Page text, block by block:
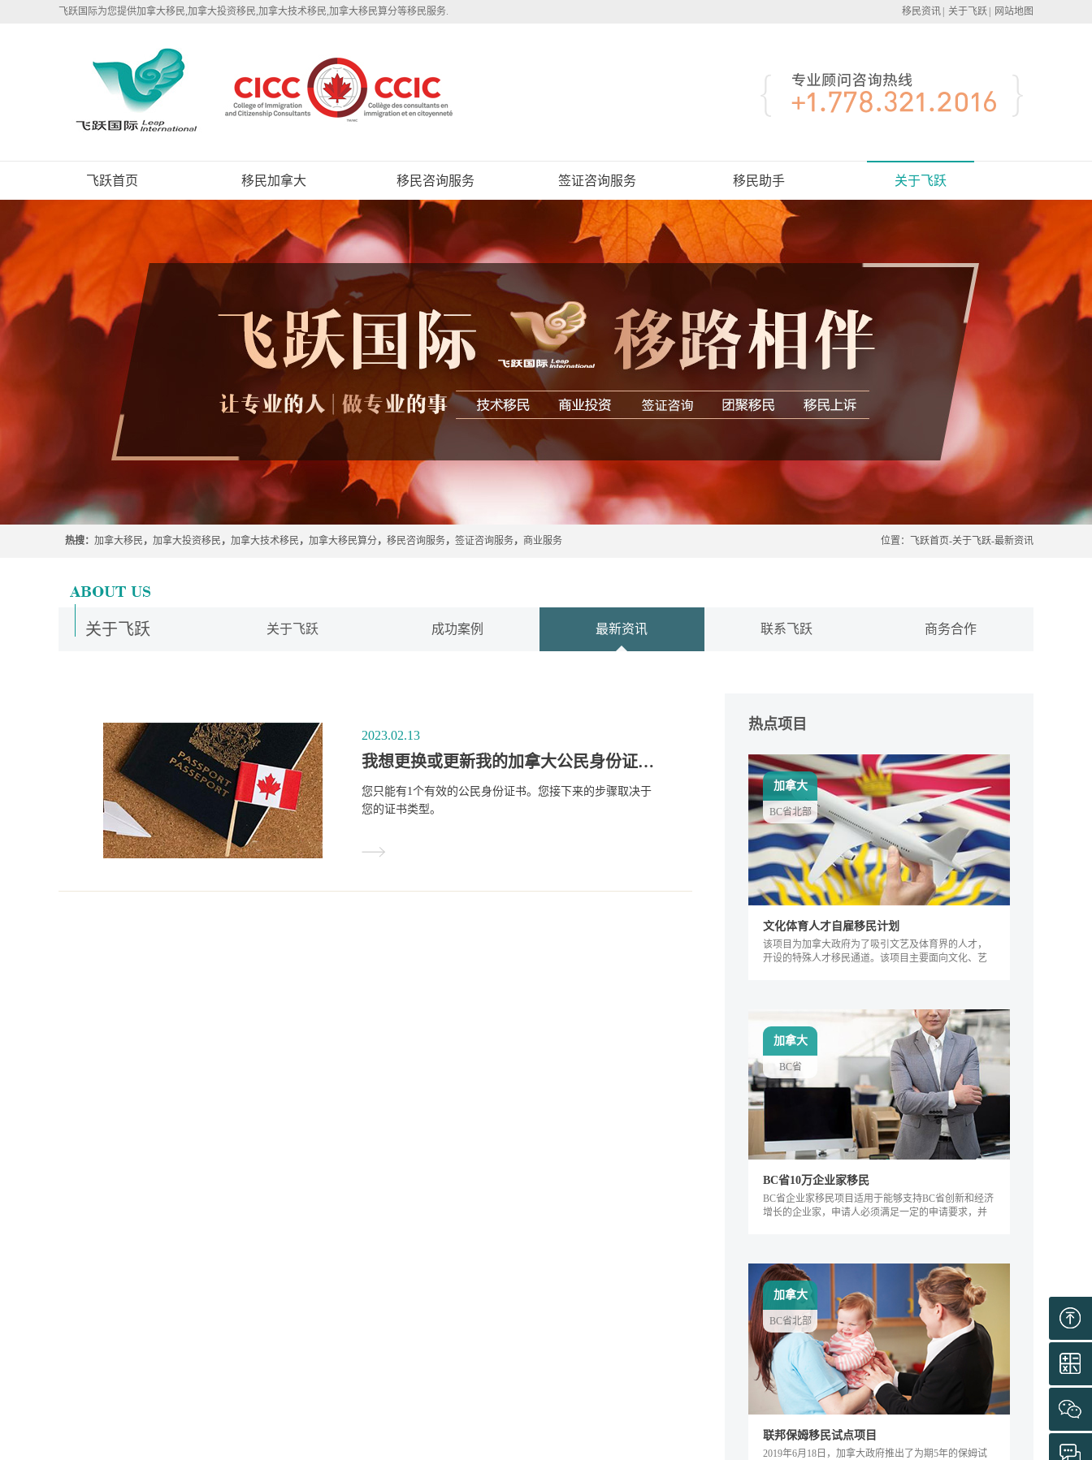
飞跃国际为您提供加拿大移民,加拿大投资移民,加拿大技术移民,加拿大移民算分等移民服务. 移民资讯 关于飞跃 网站地图
飞跃首页 移民加拿大 移民咨询服务 签证咨询服务 移民助手 关于飞跃
热搜： 加拿大移民 ， 加拿大投资移民 ， 加拿大技术移民 ， 加拿大移民算分， 移民咨询服务， 签证咨询服务， 商业服务 位置： 飞跃首页-关于飞跃-最新资讯
关于飞跃 关于飞跃 成功案例 最新资讯 联系飞跃 商务合作
2023.02.13
我想更换或更新我的加拿大公民身份证书。应该如何处理我目前的证书？
您只能有1个有效的公民身份证书。您接下来的步骤取决于
您的证书类型。
热点项目
文化体育人才自雇移民计划
该项目为加拿大政府为了吸引文艺及体育界的人才，
开设的特殊人才移民通道。该项目主要面向文化、艺
成为特殊类人才的热门移民项目。
加拿大
BC省北部
BC省10万企业家移民
BC省企业家移民项目适用于能够支持BC省创新和经济
增长的企业家，申请人必须满足一定的申请要求，并
加拿大
BC省
联邦保姆移民试点项目
2019年6月18日，加拿大政府推出了为期5年的保姆试
加拿大
BC省北部